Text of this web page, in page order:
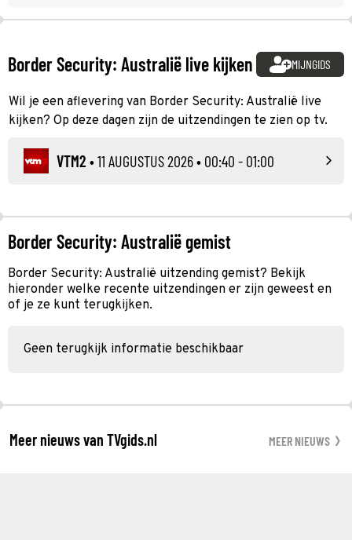
Border Security: Australië live kijken MIJNGIDS
Wil je een aflevering van Border Security: Australië live
kijken? Op deze dagen zijn de uitzendingen te zien op tv.
VTM2 •11 AUGUSTUS 2026• 00:40 - 01:00
Border Security: Australië gemist
Border Security: Australië uitzending gemist? Bekijk
hieronder welke recente uitzendingen er zijn geweest en
of je ze kunt terugkijken.
Geen terugkijk informatie beschikbaar
Meer nieuws van TVgids.nl MEER NIEUWS